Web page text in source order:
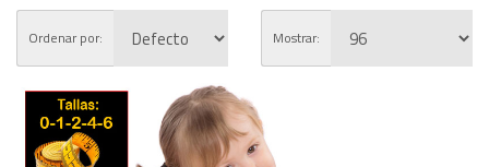
Ordenar por: Mostrar: